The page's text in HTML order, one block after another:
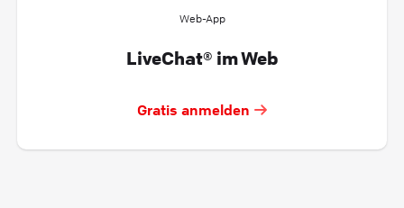
Web-App
LiveChat® im Web
Gratis anmelden